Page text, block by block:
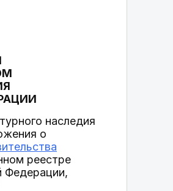
наследия
о
реестре
Федерации,